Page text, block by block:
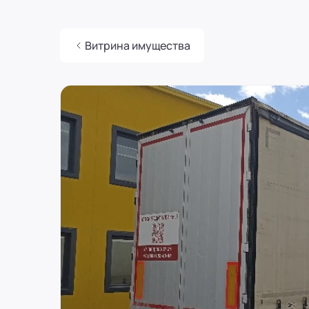
ООО "ПР-Лизинг"
ООО "ПР-Лизинг"
Челябинск
ул.Карла Маркса, 54, офис 216
8 (800) 250-25-31 (вн. 740)mail@pr-liz.ru8 (800) 250-25-31
ООО "ПР-Лизинг"
Оренбург
8 (800) 250-25-31 (вн. 153)mail@pr-liz.ru
8 (800) 250-25-31
ул. им. Тургенева, д. 107, офис 10
8 (800) 250-25-31 (вн. 230) mail@pr-liz.ru
8 (800) 250-25-31
ООО "ПР-Лизинг"
Новосибирск ул. Челюскинцев 36/1, каб. 301
8 (800) 250-25-31 (вн. 540)
mail@pr-liz.ru
8 (800) 250-25-31
ООО "ПР-Лизинг"
Витрина имущества
ref